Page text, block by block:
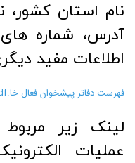
نام استان کشور،
آدرس، شماره
اطلاعات مفید
فهرست دفاتر پیشخوان فعال خا.pdf
لینک زیر
عملیات